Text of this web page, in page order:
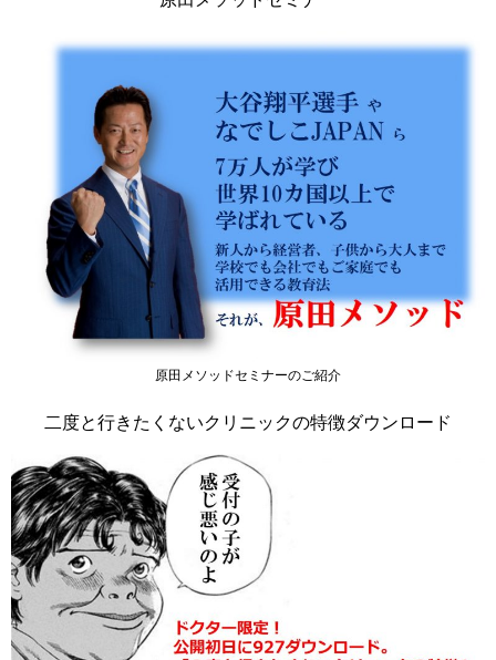
原田メソッドセミナーのご紹介
二度と行きたくないクリニックの特徴ダウンロード